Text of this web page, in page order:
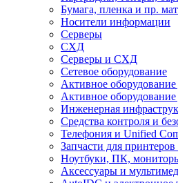
Бумага, пленка и пр.
Носители информации
Серверы
СХД
Серверы и СХД
Сетевое оборудование
Активное
Активное
Инженерная
Средства контроля и
Телефония и Unified
Запчасти для
Ноутбуки, ПК,
Аксессуары и